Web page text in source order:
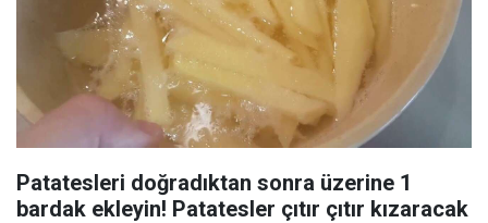
Patatesleri doğradıktan sonra üzerine 1
bardak ekleyin! Patatesler çıtır çıtır kızaracak